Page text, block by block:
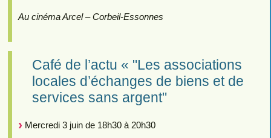
Au cinéma Arcel – Corbeil-Essonnes
Café de l’actu « "Les associations
locales d’échanges de biens et de
services sans argent"
Mercredi 3 juin de 18h30 à 20h30